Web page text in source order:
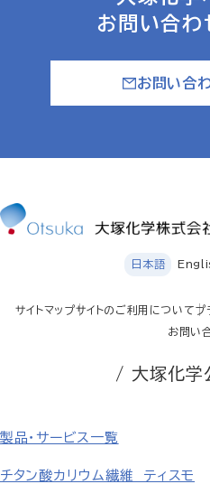
お問い合わ
お問い合
日本語
サイトマップサイトのご利用についてプ
お問い
/ 大塚化学
製品・サービス一覧
チタン酸カリウム繊維 ティスモ